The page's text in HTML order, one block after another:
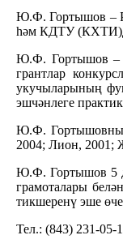
Ю.Ф. Гортышов –
һәм КДТУ
Ю.Ф. Гортышов –
грантлар
укучыларының
эшчәнлеге
Ю.Ф. Гортышовның
2004; Лион, 2001;
Ю.Ф. Гортышов 5
грамоталары
тикшеренү эше
Тел.: (843) 231-05-